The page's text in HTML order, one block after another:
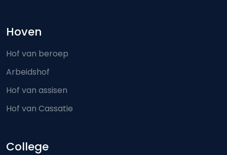
Hoven
Hof van beroep
Arbeidshof
Hof van assisen
Hof van Cassatie
College